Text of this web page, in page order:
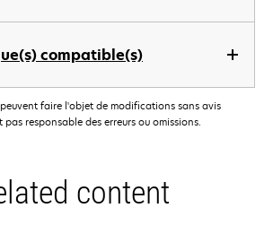
compatible(s)
faire l'objet de modifications sans avis
responsable des erreurs ou omissions.
content